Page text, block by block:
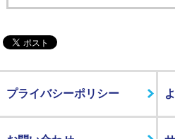
プライバシーポリシー